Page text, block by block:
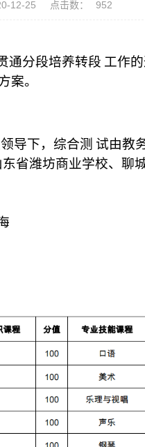
12-25 点击数： 952
通分段培养转段 工作
案。
导下，综合测 试由教
省潍坊商业学校、聊